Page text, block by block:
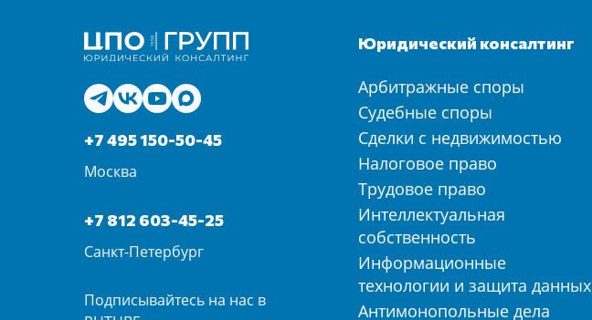
+7 495 150-50-45
Москва
+7 812 603-45-25
Санкт-Петербург
Подписывайтесь на нас в
Юридический консалтинг
Арбитражные споры
Судебные споры
Сделки с недвижимостью
Налоговое право
Трудовое право
Интеллектуальная
собственность
Информационные
технологии и защита данных
Антимонопольные дела